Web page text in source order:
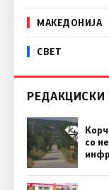
МАКЕДОНИЈА
СВЕТ
РЕДАКЦИСКИ
со